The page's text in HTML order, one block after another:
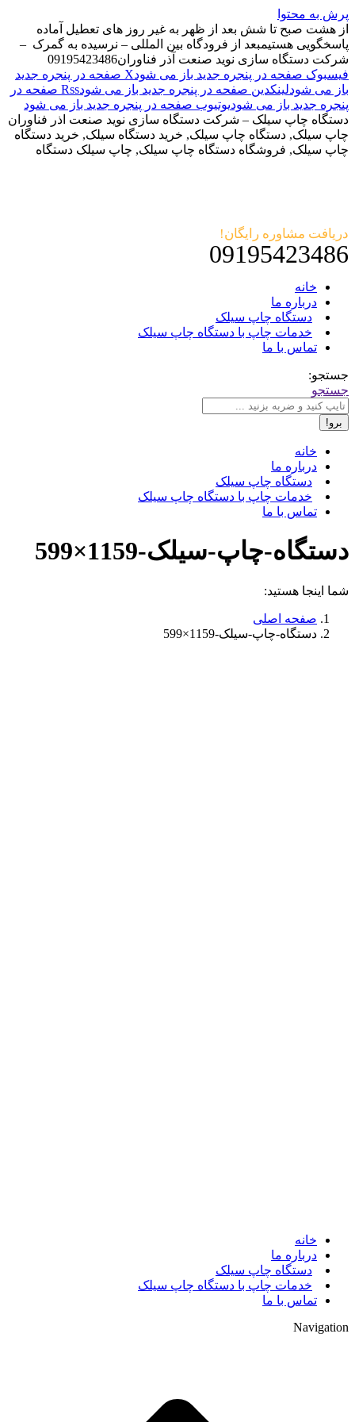
پرش به محتوا
از هشت صبح تا شش بعد از ظهر به غیر روز های تعطیل آماده
پاسخگویی هستیمبعد از فرودگاه بین المللی – نرسیده به گمرک –
شرکت دستگاه سازی نوید صنعت آذر فناوران09195423486
فیسبوک صفحه در پنجره جدید باز می شود
X صفحه در پنجره جدید
باز می شودلینکدین صفحه در پنجره جدید باز می شود
Rss صفحه در
پنجره جدید باز می شودیوتیوب صفحه در پنجره جدید باز می شود
دستگاه چاپ سیلک – شرکت دستگاه سازی نوید صنعت اذر فناوران
چاپ سیلک, دستگاه چاپ سیلک, خرید دستگاه سیلک, خرید دستگاه
چاپ سیلک, فروشگاه دستگاه چاپ سیلک, چاپ سیلک دستگاه
دریافت مشاوره رایگان!
09195423486
خانه
درباره ما
دستگاه چاپ سیلک
خدمات چاپ با دستگاه چاپ سیلک
تماس با ما
جستجو:
جستجو
خانه
درباره ما
دستگاه چاپ سیلک
خدمات چاپ با دستگاه چاپ سیلک
تماس با ما
دستگاه-چاپ-سیلک-1159×599
شما اینجا هستید:
صفحه اصلی
دستگاه-چاپ-سیلک-1159×599
خانه
درباره ما
دستگاه چاپ سیلک
خدمات چاپ با دستگاه چاپ سیلک
تماس با ما
Navigation